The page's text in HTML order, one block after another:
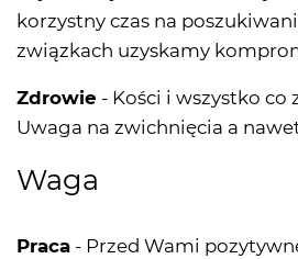
korzystny czas na
związkach uzyskamy
Zdrowie - Kości i wszystko co
Uwaga na zwichnięcia a
Waga
Praca - Przed Wami